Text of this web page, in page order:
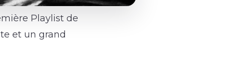
Playlist de
et un grand